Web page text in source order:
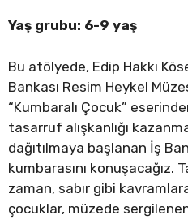
Yaş grubu: 6-9 yaş
Bu atölyede, Edip Hakkı
Bankası Resim Heykel
“Kumbaralı Çocuk”
tasarruf alışkanlığı
dağıtılmaya başlanan İş
kumbarasını konuşacağız.
zaman, sabır gibi
çocuklar, müzede